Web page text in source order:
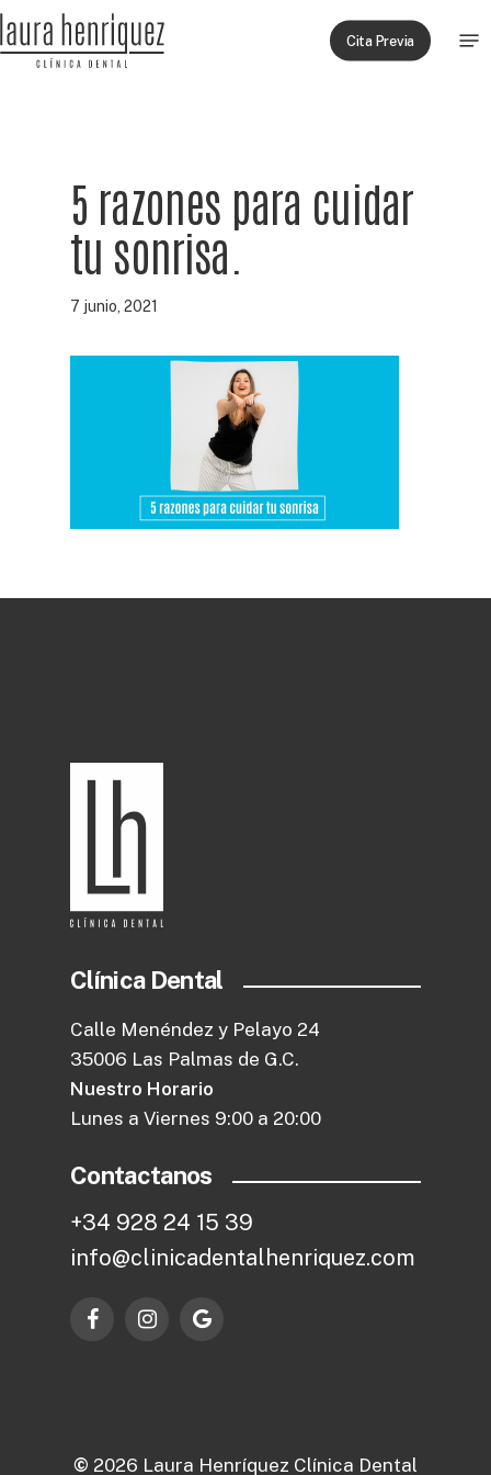
Skip
to
main
Cita Previa
5 razones para cuidar
tu sonrisa.
7 junio, 2021
Clínica Dental
Calle Menéndez y Pelayo 24
35006 Las Palmas de G.C.
Nuestro Horario
Lunes a Viernes 9:00 a 20:00
Contactanos
+34 928 24 15 39
info@clinicadentalhenriquez.com
© 2026 Laura Henríquez Clínica Dental